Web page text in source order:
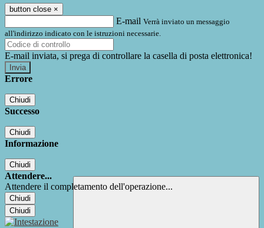
button close ×
E-mail Verrà inviato un messaggio
all'indirizzo indicato con le istruzioni necessarie.
E-mail inviata, si prega di controllare la casella di posta elettronica!
Errore
Chiudi
Successo
Chiudi
Informazione
Chiudi
Attendere...
Attendere il completamento dell'operazione...
Chiudi
Chiudi